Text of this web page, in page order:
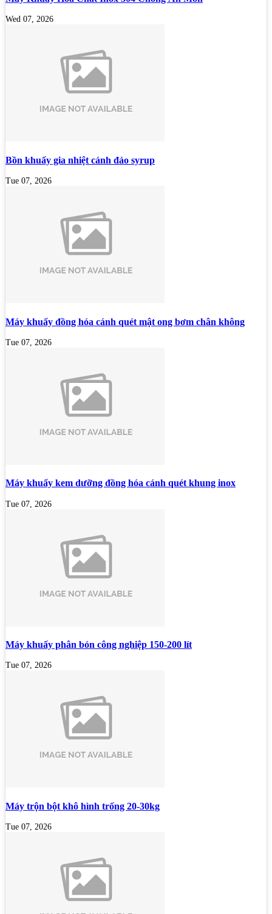
Wed 07, 2026
Bồn khuấy gia nhiệt cánh đảo syrup
Tue 07, 2026
Máy khuấy đồng hóa cánh quét mật ong bơm chân không
Tue 07, 2026
Máy khuấy kem dưỡng đồng hóa cánh quét khung inox
Tue 07, 2026
Máy khuấy phân bón công nghiệp 150-200 lít
Tue 07, 2026
Máy trộn bột khô hình trống 20-30kg
Tue 07, 2026